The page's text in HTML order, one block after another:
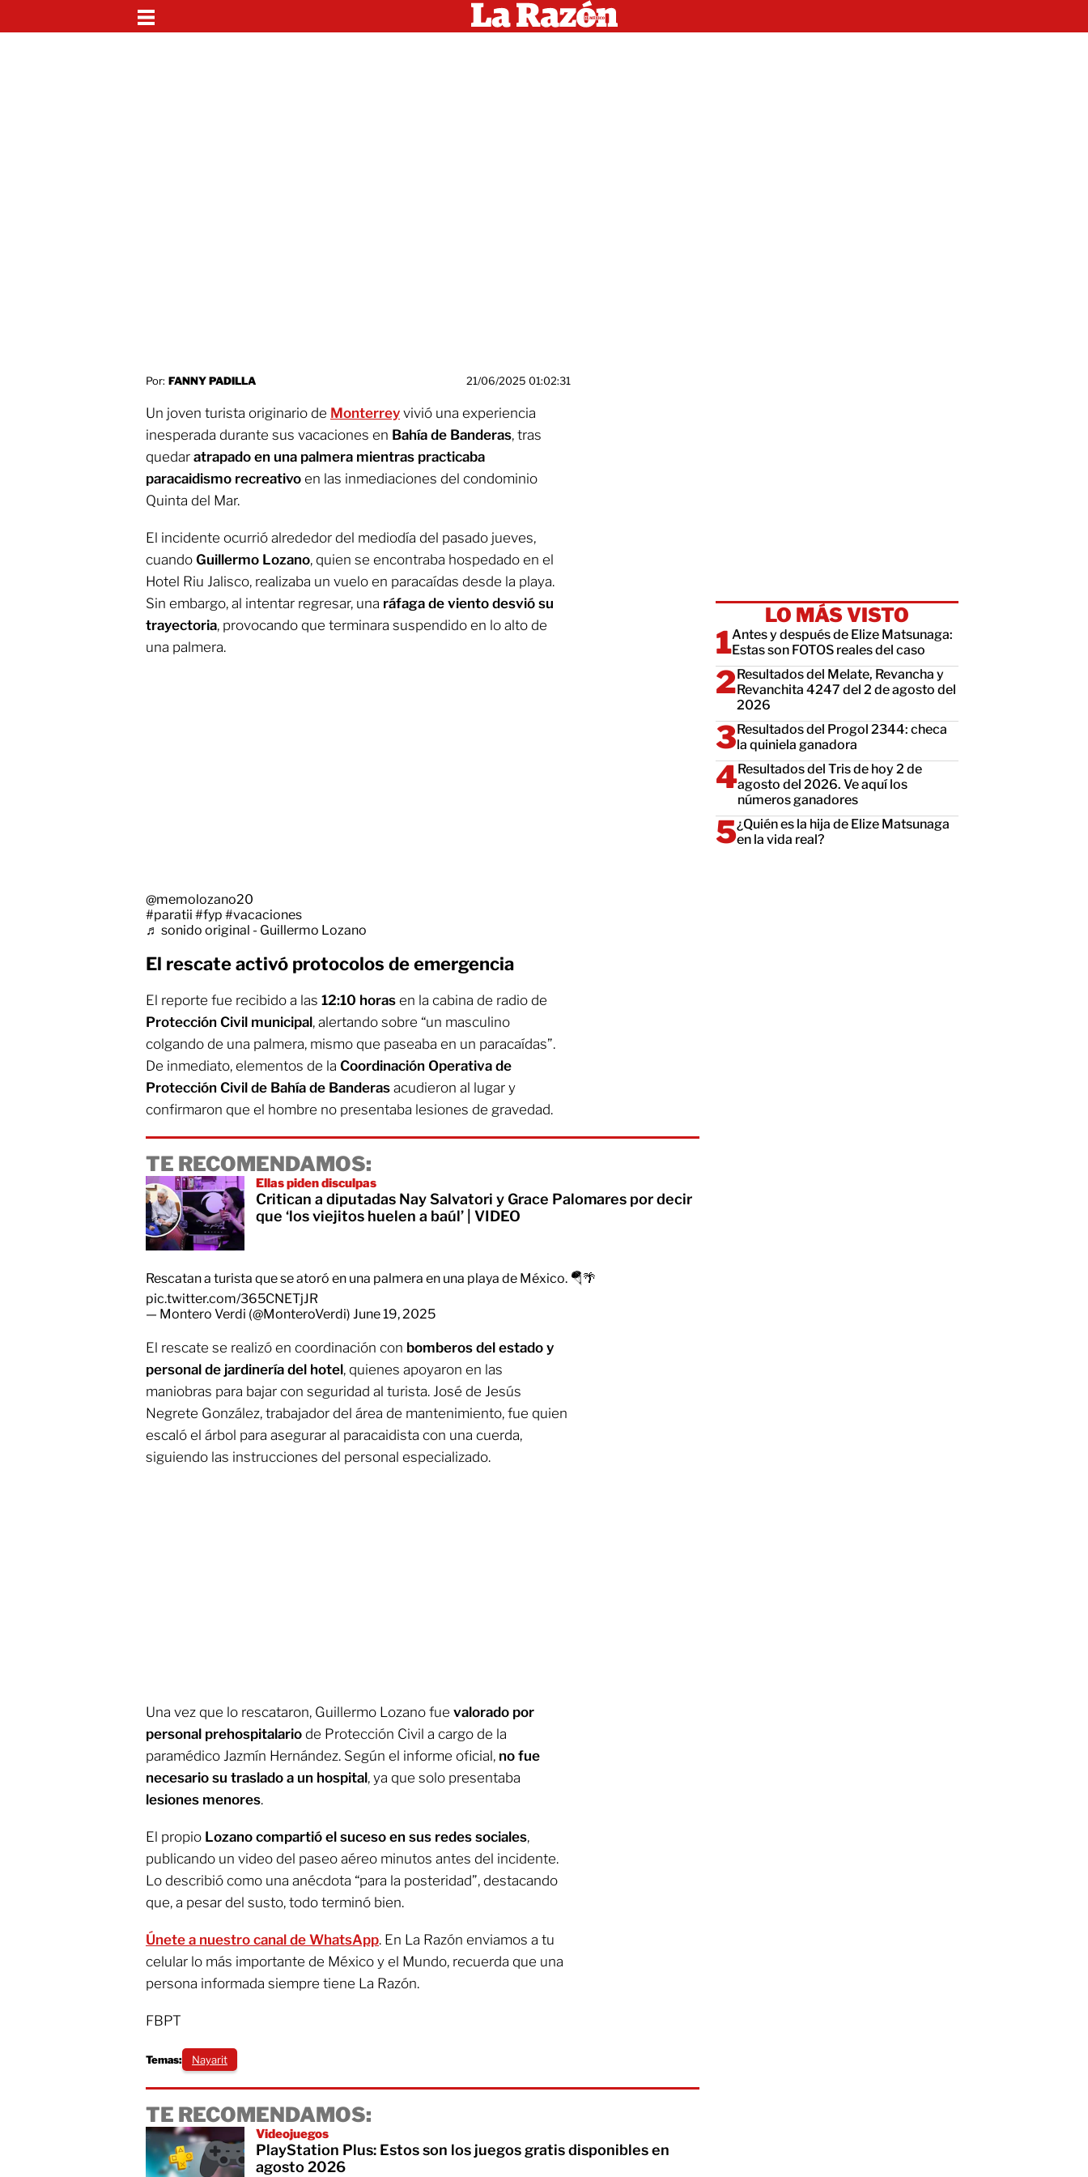
Por: FANNY PADILLA 21/06/2025 01:02:31
Un joven turista originario de Monterrey vivió una experiencia
inesperada durante sus vacaciones en Bahía de Banderas, tras
quedar atrapado en una palmera mientras practicaba
paracaidismo recreativo en las inmediaciones del condominio
Quinta del Mar.
El incidente ocurrió alrededor del mediodía del pasado jueves,
cuando Guillermo Lozano, quien se encontraba hospedado en el
Hotel Riu Jalisco, realizaba un vuelo en paracaídas desde la playa.
Sin embargo, al intentar regresar, una ráfaga de viento desvió su
trayectoria, provocando que terminara suspendido en lo alto de
una palmera.
@memolozano20
#paratii #fyp #vacaciones
♬ sonido original - Guillermo Lozano
El rescate activó protocolos de emergencia
El reporte fue recibido a las 12:10 horas en la cabina de radio de
Protección Civil municipal, alertando sobre “un masculino
colgando de una palmera, mismo que paseaba en un paracaídas”.
De inmediato, elementos de la Coordinación Operativa de
Protección Civil de Bahía de Banderas acudieron al lugar y
confirmaron que el hombre no presentaba lesiones de gravedad.
TE RECOMENDAMOS:
Ellas piden disculpas
Critican a diputadas Nay Salvatori y Grace Palomares por decir
que ‘los viejitos huelen a baúl’ | VIDEO
Rescatan a turista que se atoró en una palmera en una playa de México. 🪂🌴
pic.twitter.com/365CNETjJR
— Montero Verdi (@MonteroVerdi) June 19, 2025
El rescate se realizó en coordinación con bomberos del estado y
personal de jardinería del hotel, quienes apoyaron en las
maniobras para bajar con seguridad al turista. José de Jesús
Negrete González, trabajador del área de mantenimiento, fue quien
escaló el árbol para asegurar al paracaidista con una cuerda,
siguiendo las instrucciones del personal especializado.
Una vez que lo rescataron, Guillermo Lozano fue valorado por
personal prehospitalario de Protección Civil a cargo de la
paramédico Jazmín Hernández. Según el informe oficial, no fue
necesario su traslado a un hospital, ya que solo presentaba
lesiones menores.
El propio Lozano compartió el suceso en sus redes sociales,
publicando un video del paseo aéreo minutos antes del incidente.
Lo describió como una anécdota “para la posteridad”, destacando
que, a pesar del susto, todo terminó bien.
Únete a nuestro canal de WhatsApp. En La Razón enviamos a tu
celular lo más importante de México y el Mundo, recuerda que una
persona informada siempre tiene La Razón.
FBPT
Temas: Nayarit
TE RECOMENDAMOS:
Videojuegos
PlayStation Plus: Estos son los juegos gratis disponibles en
agosto 2026
LO MÁS VISTO
Antes y después de Elize Matsunaga:
Estas son FOTOS reales del caso
Resultados del Melate, Revancha y
Revanchita 4247 del 2 de agosto del
2026
Resultados del Progol 2344: checa
la quiniela ganadora
Resultados del Tris de hoy 2 de
agosto del 2026. Ve aquí los
números ganadores
¿Quién es la hija de Elize Matsunaga
en la vida real?